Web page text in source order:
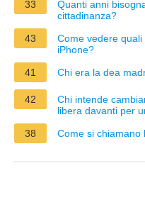
33
Quanti anni
cittadinanza?
43
Come vedere
iPhone?
41
Chi era la dea
42
Chi intende
libera davanti per
38
Come si chiamano